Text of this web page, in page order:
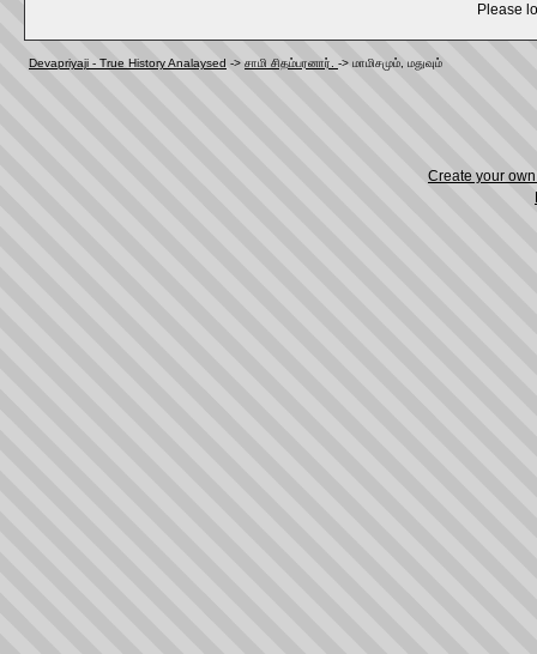
Please
Devapriyaji - True History Analaysed -> சாமி சிதம்பரனார். -> மாமிசமும்‌, மதுவும்‌
Create your